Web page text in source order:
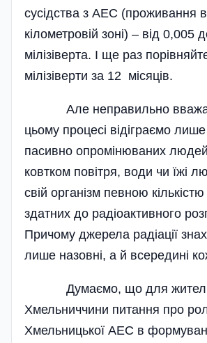
сусідства з АЕС (проживання
кілометровій зоні) – від 0,005
мілізіверта. І ще раз
мілізіверти за 12 місяців.
Але неправильно
цьому процесі відіграємо
пасивно опромінюваних
ковтком повітря, води чи їжі
свій організм певною кількістю
здатних до радіоактивного
Причому джерела радіації
лише назовні, а й всередині
Думаємо, що для
Хмельниччини питання про
Хмельницької АЕС в